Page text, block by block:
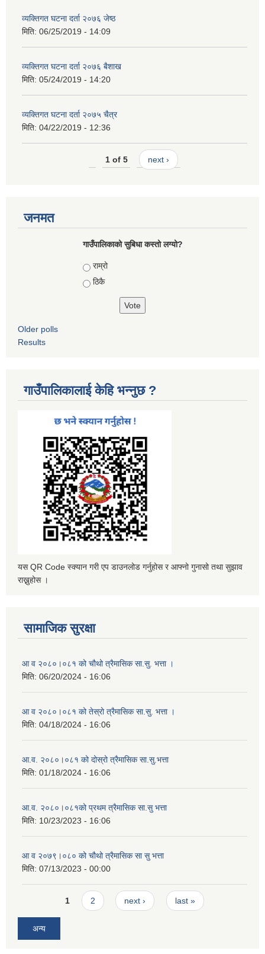
व्यक्तिगत घटना दर्ता २०७६ जेष्ठ
मिति: 06/25/2019 - 14:09
व्यक्तिगत घटना दर्ता २०७६ बैशाख
मिति: 05/24/2019 - 14:20
व्यक्तिगत घटना दर्ता २०७५ चैत्र
मिति: 04/22/2019 - 12:36
1 of 5 next ›
जनमत
गाउँपालिकाको सुबिधा कस्तो लग्यो?
Choices
राम्रो
ठिकै
Older polls
Results
गाउँपालिकालाई केहि भन्नुछ ?
यस QR Code स्क्यान गरी एप डाउनलोड गर्नुहोस र आफ्नो गुनासो तथा सुझाव
राख्नुहोस ।
सामाजिक सुरक्षा
आ व २०८०।०८१ को चौथो त्रैमासिक सा.सु. भत्ता ।
मिति: 06/20/2024 - 16:06
आ व २०८०।०८१ को तेस्रो त्रैमासिक सा.सु. भत्ता ।
मिति: 04/18/2024 - 16:06
आ.व. २०८०।०८१ को दोस्रो त्रैमासिक सा.सु.भत्ता
मिति: 01/18/2024 - 16:06
आ.व. २०८०।०८१को प्रथम त्रैमासिक सा.सु भत्ता
मिति: 10/23/2023 - 16:06
आ व २०७९।०८० को चौथो त्रैमासिक सा सु भत्ता
मिति: 07/13/2023 - 00:00
Pages1 2 next › last »
अन्य